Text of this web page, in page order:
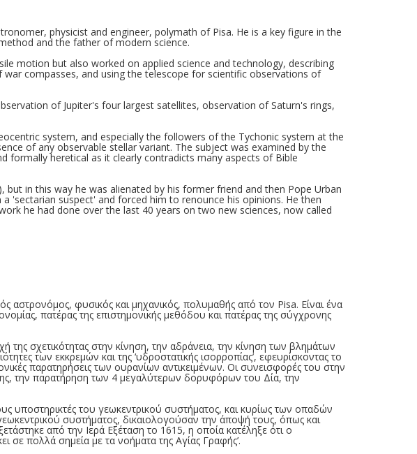
physicist and engineer, polymath of Pisa. He is a key figure in the
and the father of modern science.
motion but also worked on applied science and technology, describing
compasses, and using the telescope for scientific observations of
of Jupiter's four largest satellites, observation of Saturn's rings,
system, and especially the followers of the Tychonic system at the
of any observable stellar variant. The subject was examined by the
formally heretical as it clearly contradicts many aspects of Bible
but in this way he was alienated by his former friend and then Pope Urban
'sectarian suspect' and forced him to renounce his opinions. He then
he had done over the last 40 years on two new sciences, now called
αστρονόμος, φυσικός και μηχανικός, πολυμαθής από τον Pisa. Είναι ένα
πατέρας της επιστημονικής μεθόδου και πατέρας της σύγχρονης
σχετικότητας στην κίνηση, την αδράνεια, την κίνηση των βλημάτων
των εκκρεμών και της ‘υδροστατικής ισορροπίας’, εφευρίσκοντας το
παρατηρήσεις των ουρανίων αντικειμένων. Οι συνεισφορές του στην
την παρατήρηση των 4 μεγαλύτερων δορυφόρων του Δία, την
υποστηρικτές του γεωκεντρικού συστήματος, και κυρίως των οπαδών
συστήματος, δικαιολογούσαν την άποψή τους, όπως και
από την Ιερά Εξέταση το 1615, η οποία κατέληξε ότι ο
σε πολλά σημεία με τα νοήματα της Αγίας Γραφής’.